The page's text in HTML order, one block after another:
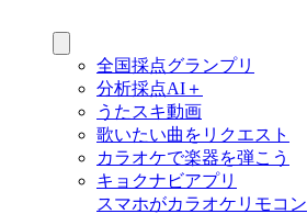
全国採点グランプリ
分析採点AI＋
うたスキ動画
歌いたい曲をリクエスト
カラオケで楽器を弾こう
キョクナビアプリ
スマホがカラオケリモコン